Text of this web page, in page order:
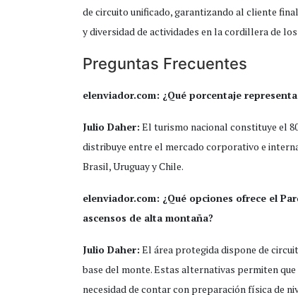
de circuito unificado, garantizando al cliente
y diversidad de actividades en la cordillera de
Preguntas Frecuentes
elenviador.com: ¿Qué porcentaje
Julio Daher: El turismo nacional constituye el
distribuye entre el mercado corporativo e
Brasil, Uruguay y Chile.
elenviador.com: ¿Qué opciones ofrece el
ascensos de alta montaña?
Julio Daher: El área protegida dispone de
base del monte. Estas alternativas permiten
necesidad de contar con preparación física de